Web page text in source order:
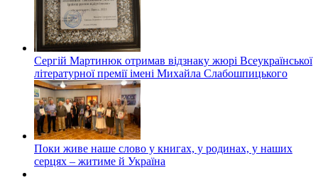
Сергій Мартинюк отримав відзнаку жюрі Всеукраїнської
літературної премії імені Михайла Слабошпицького
Поки живе наше слово у книгах, у родинах, у наших
серцях – житиме й Україна